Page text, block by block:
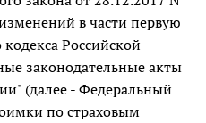
в части первую
Российской
законодательные акты
(далее - Федеральный
по страховым